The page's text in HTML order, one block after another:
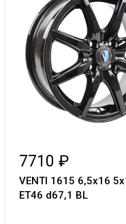
7710 ₽
VENTI 1615 6,5х16
ET46 d67,1 BL